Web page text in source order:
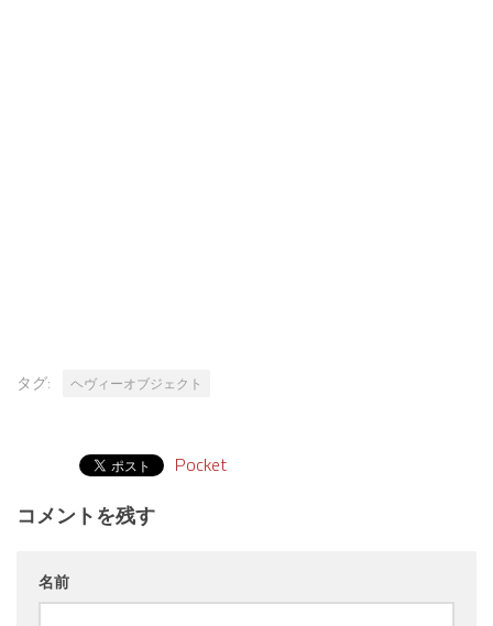
タグ: ヘヴィーオブジェクト
Pocket
コメントを残す
名前